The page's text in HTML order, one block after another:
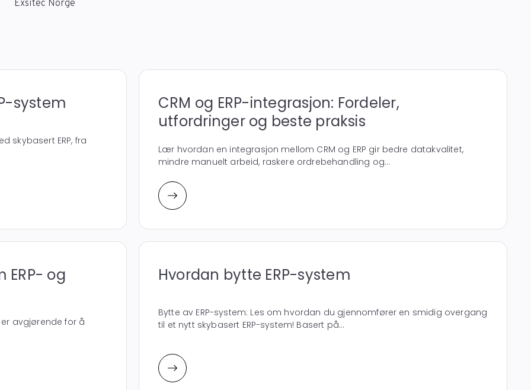
Exsitec Norge
system
skybasert ERP, fra
CRM og ERP-integrasjon: Fordeler,
utfordringer og beste praksis
Lær hvordan en integrasjon mellom CRM og ERP gir bedre datakvalitet,
mindre manuelt arbeid, raskere ordrebehandling og...
og
avgjørende for å
Hvordan bytte ERP-system
Bytte av ERP-system: Les om hvordan du gjennomfører en smidig overgang
til et nytt skybasert ERP-system! Basert på...